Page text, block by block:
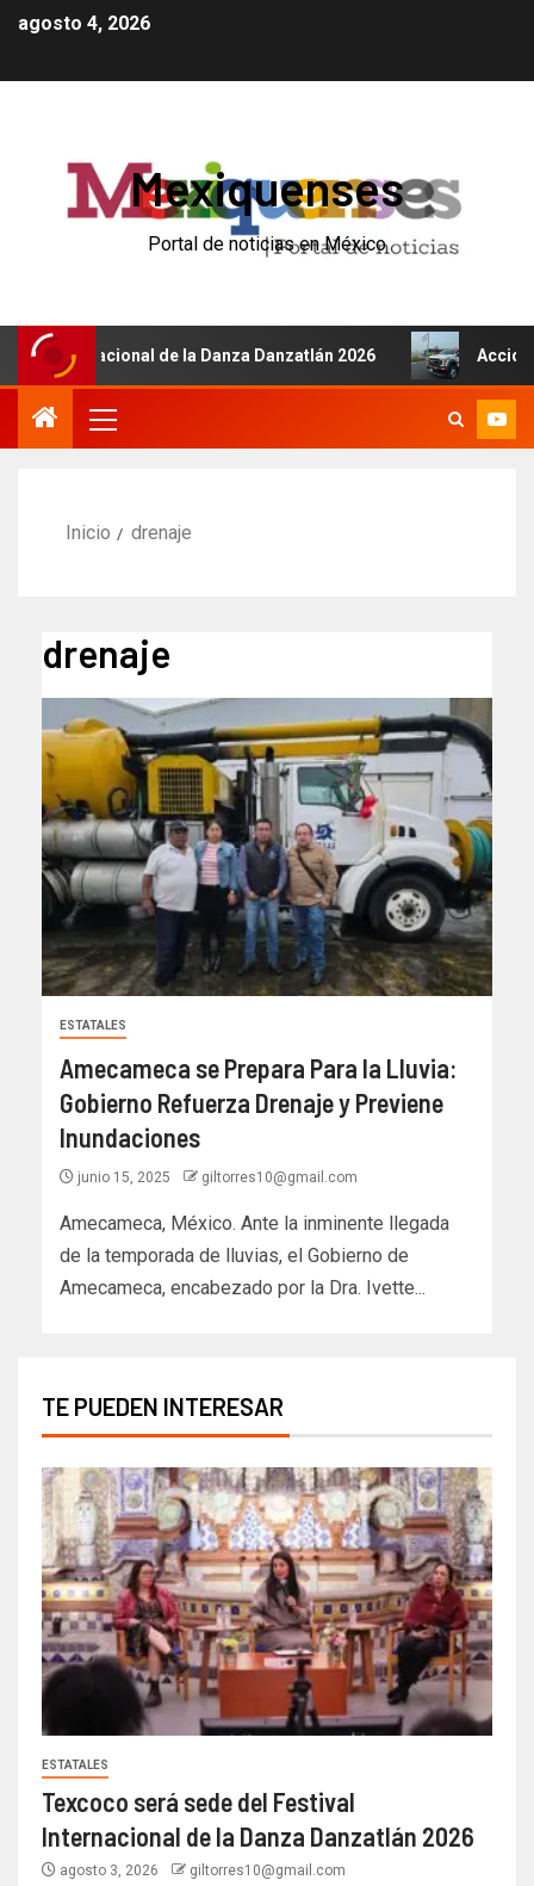
agosto 4, 2026
Mexiquenses
Portal de noticias en México
Internacional de la Danza Danzatlán 2026 Accidente
Inicio drenaje
drenaje
ESTATALES
Amecameca se Prepara Para la Lluvia:
Gobierno Refuerza Drenaje y Previene
Inundaciones
junio 15, 2025 giltorres10@gmail.com
Amecameca, México. Ante la inminente llegada
de la temporada de lluvias, el Gobierno de
Amecameca, encabezado por la Dra. Ivette...
TE PUEDEN INTERESAR
ESTATALES
Texcoco será sede del Festival
Internacional de la Danza Danzatlán 2026
agosto 3, 2026 giltorres10@gmail.com